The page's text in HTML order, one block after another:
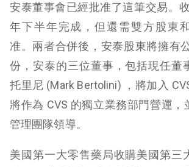
安泰董事會已經批准了這筆交易。
年下半年完成，但還需雙方股東
准。兩者合併後，安泰股東將擁有
份，安泰的三位董事，包括現任董
托里尼 (Mark Bertolini) ，將加入
將作為 CVS 的獨立業務部門營運，
管理團隊領導。
美國第一大零售藥局收購美國第三